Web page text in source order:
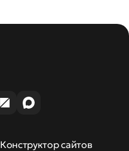
Конструктор сайтов